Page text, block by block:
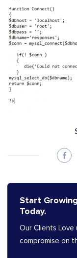
Start
Today.
Our Clients Love
compromise on